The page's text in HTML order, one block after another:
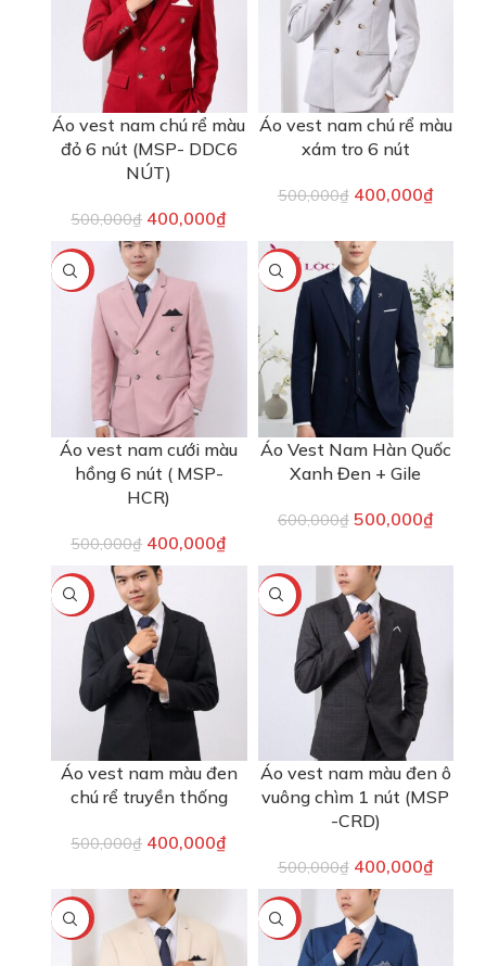
Áo vest nam chú rể màu
đỏ 6 nút (MSP- DDC6
NÚT)
500,000₫ 400,000₫
Áo vest nam chú rể màu
xám tro 6 nút
500,000₫ 400,000₫
-20%
Áo vest nam cưới màu
hồng 6 nút ( MSP-
HCR)
500,000₫ 400,000₫
-17%
Áo Vest Nam Hàn Quốc
Xanh Đen + Gile
600,000₫ 500,000₫
-20%
Áo vest nam màu đen
chú rể truyền thống
500,000₫ 400,000₫
-20%
Áo vest nam màu đen ô
vuông chìm 1 nút (MSP
-CRD)
500,000₫ 400,000₫
-20% -20%